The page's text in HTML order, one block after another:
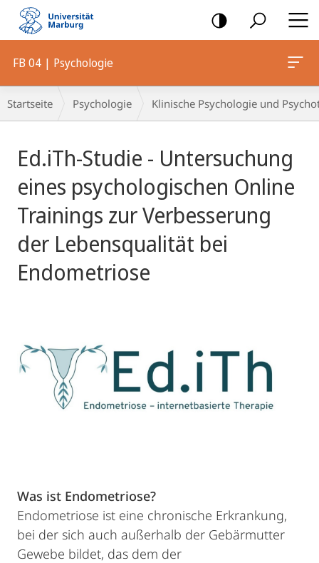
Mobile-
Navigation
FB 04 | Psychologie
Breadcrumb-
Navigation
Startseite Psychologie Klinische Psychologie und
Ed.iTh-Studie - Untersuchung
eines psychologischen Online
Trainings zur Verbesserung
der Lebensqualität bei
Endometriose
Was ist Endometriose?
Endometriose ist eine chronische Erkrankung,
bei der sich auch außerhalb der Gebärmutter
Gewebe bildet, das dem der